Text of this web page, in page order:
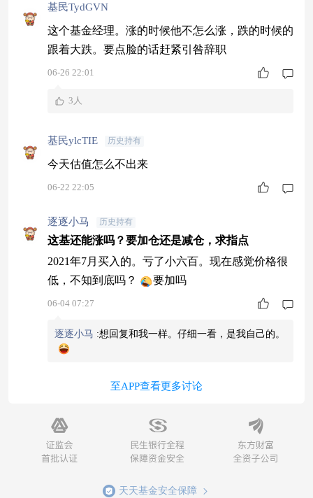
基民TydGVN
这个基金经理。涨的时候他不怎么涨，跌的时候的
跟着大跌。要点脸的话赶紧引咎辞职
06-26 22:01
3人
基民ylcTIE 历史持有
今天估值怎么不出来
06-22 22:05
逐逐小马 历史持有
这基还能涨吗？要加仓还是减仓，求指点
2021年7月买入的。亏了小六百。现在感觉价格很
低，不知到底吗？
要加吗
06-04 07:27
逐逐小马 :想回复和我一样。仔细一看，是我自己的。
至APP查看更多讨论
天天基金安全保障